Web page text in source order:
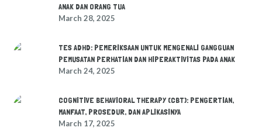
ANAK DAN ORANG TUA
March 28, 2025
TES ADHD: PEMERIKSAAN UNTUK MENGENALI GANGGUAN
PEMUSATAN PERHATIAN DAN HIPERAKTIVITAS PADA ANAK
March 24, 2025
COGNITIVE BEHAVIORAL THERAPY (CBT): PENGERTIAN,
MANFAAT, PROSEDUR, DAN APLIKASINYA
March 17, 2025